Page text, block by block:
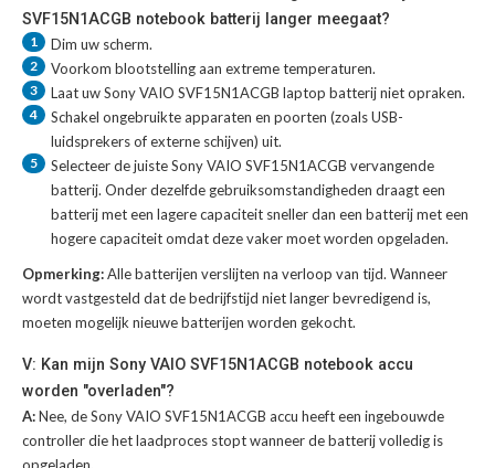
SVF15N1ACGB notebook batterij langer meegaat?
1 Dim uw scherm.
2 Voorkom blootstelling aan extreme temperaturen.
3 Laat uwSony VAIO SVF15N1ACGB laptop batterijniet opraken.
4
Schakel ongebruikte apparaten en poorten (zoals USB-
luidsprekers of externe schijven) uit.
5 Selecteer de juisteSony VAIO SVF15N1ACGB vervangende
batterij. Onder dezelfde gebruiksomstandigheden draagt een
batterij met een lagere capaciteit sneller dan een batterij met een
hogere capaciteit omdat deze vaker moet worden opgeladen.
Opmerking:Alle batterijen verslijten na verloop van tijd. Wanneer
wordt vastgesteld dat de bedrijfstijd niet langer bevredigend is,
moeten mogelijk nieuwe batterijen worden gekocht.
V: Kan mijn Sony VAIO SVF15N1ACGB notebook accu
worden "overladen"?
A:Nee, de Sony VAIO SVF15N1ACGB accu heeft een ingebouwde
controller die het laadproces stopt wanneer de batterij volledig is